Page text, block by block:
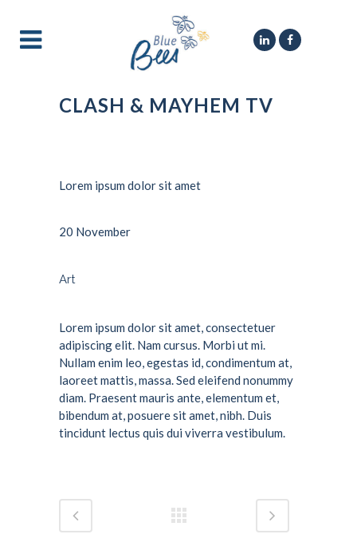
CLASH & MAYHEM TV
Lorem ipsum dolor sit amet
20 November
Art
Lorem ipsum dolor sit amet, consectetuer
adipiscing elit. Nam cursus. Morbi ut mi.
Nullam enim leo, egestas id, condimentum at,
laoreet mattis, massa. Sed eleifend nonummy
diam. Praesent mauris ante, elementum et,
bibendum at, posuere sit amet, nibh. Duis
tincidunt lectus quis dui viverra vestibulum.